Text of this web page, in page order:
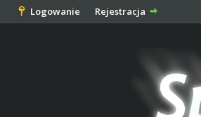
Logowanie Rejestracja